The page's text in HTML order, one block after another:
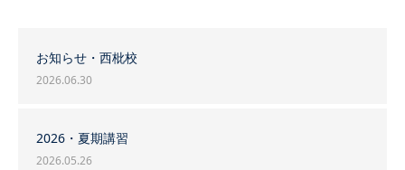
お知らせ・西枇校
2026.06.30
2026・夏期講習
2026.05.26